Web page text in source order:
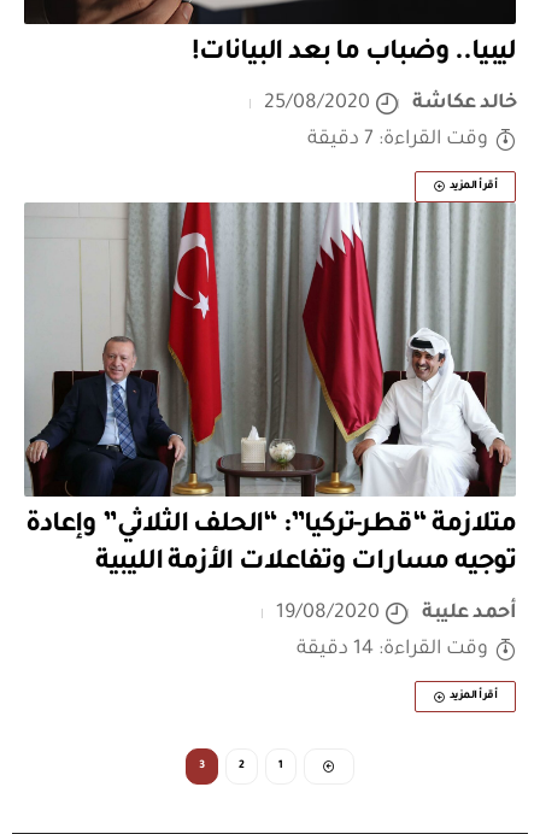
ليبيا.. وضباب ما بعد البيانات!
خالد عكاشة
25/08/2020
وقت القراءة: 7 دقيقة
أقرأ المزيد
متلازمة “قطر-تركيا”: “الحلف الثلاثي” وإعادة
توجيه مسارات وتفاعلات الأزمة الليبية
أحمد عليبة
19/08/2020
وقت القراءة: 14 دقيقة
أقرأ المزيد